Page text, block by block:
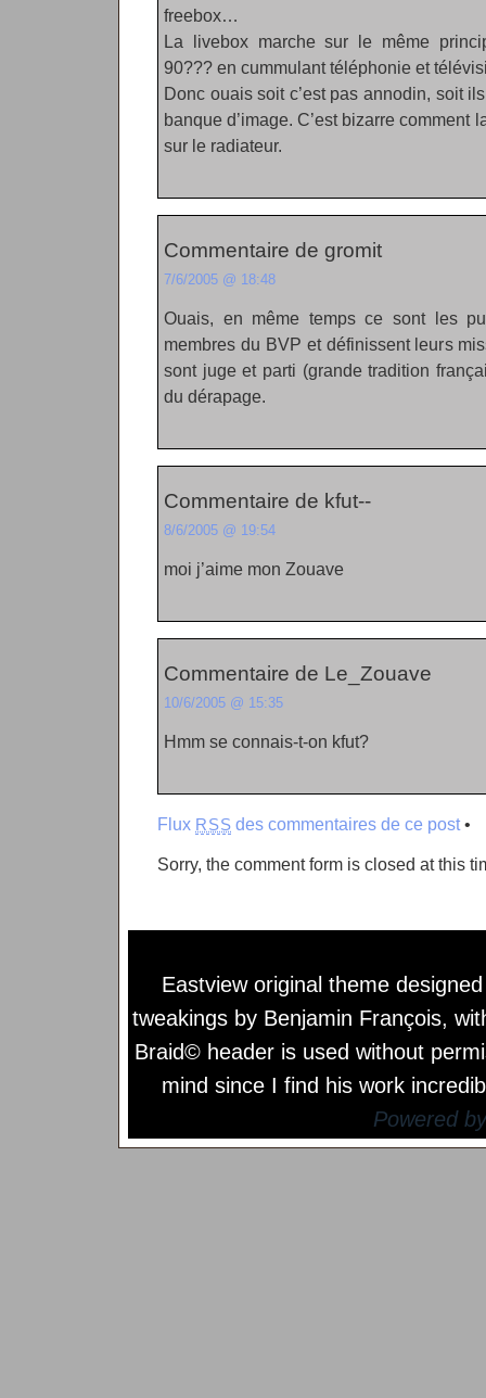
freebox…
La livebox marche sur le même
90??? en cummulant téléphonie et
Donc ouais soit c’est pas annodin, soit
banque d’image. C’est bizarre comment
sur le radiateur.
Commentaire de gromit
7/6/2005 @ 18:48
Ouais, en même temps ce sont les
membres du BVP et définissent leurs
sont juge et parti (grande tradition
du dérapage.
Commentaire de kfut--
8/6/2005 @ 19:54
moi j’aime mon Zouave
Commentaire de Le_Zouave
10/6/2005 @ 15:35
Hmm se connais-t-on kfut?
Flux RSS des commentaires de ce post•
Sorry, the comment form is closed at this
Eastview original theme
tweakings by Benjamin François,
Braid© header is used without
mind since I find his work
Powered